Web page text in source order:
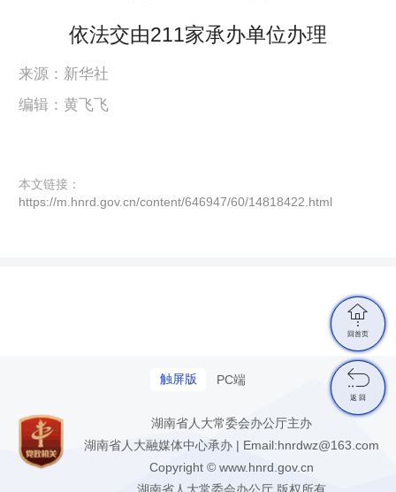
依法交由211家承办单位办理
来源：新华社
编辑：黄飞飞
本文链接：
https://m.hnrd.gov.cn/content/646947/60/14818422.html
触屏版 PC端
湖南省人大常委会办公厅主办
湖南省人大融媒体中心承办 | Email:hnrdwz@163.com
Copyright © www.hnrd.gov.cn

回首页

返 回